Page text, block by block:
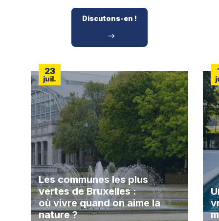
Discutons-en !
23
juil.
Les communes les plus
vertes de Bruxelles :
où vivre quand on aime la
nature ?